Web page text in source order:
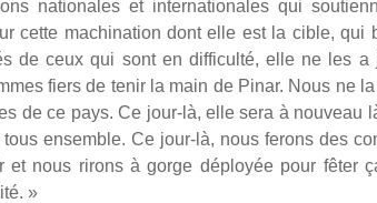
natio­nales et inter­na­tio­nales qui
cette machi­na­tion dont elle est la cible,
de ceux qui sont en dif­fi­cul­té, elle ne les
fiers de tenir la main de Pinar. Nous ne
de ce pays. Ce jour-là, elle sera à
ensemble. Ce jour-là, nous ferons des
et nous rirons à gorge déployée pour fêter
»